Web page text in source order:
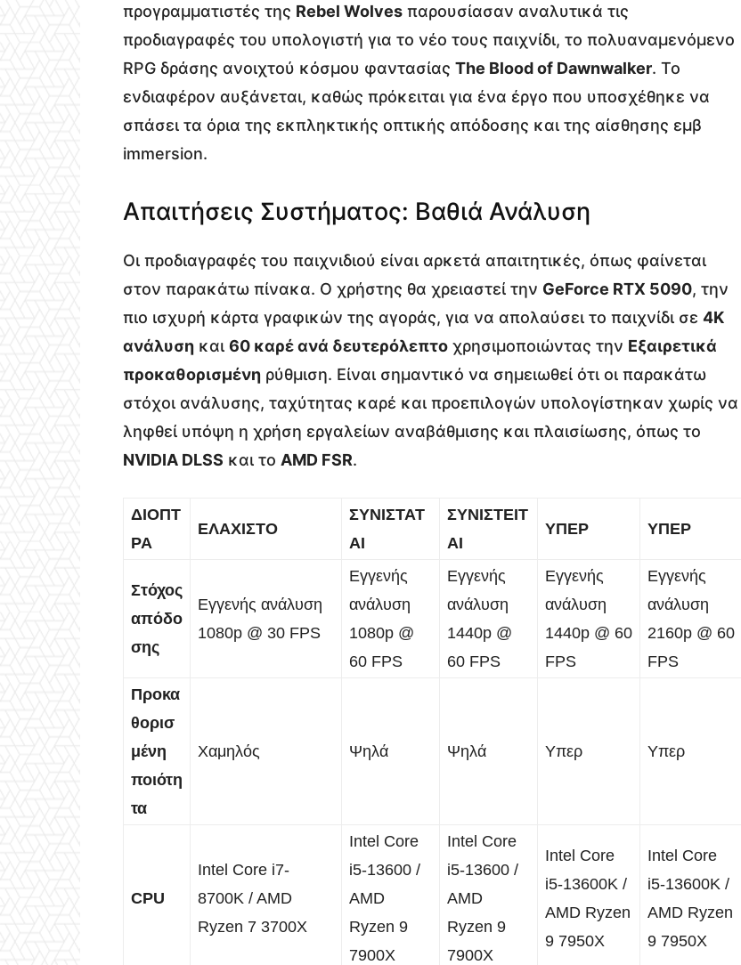
προγραμματιστές της Rebel Wolves παρουσίασαν αναλυτικά τις
προδιαγραφές του υπολογιστή για το νέο τους παιχνίδι, το πολυαναμενόμενο
RPG δράσης ανοιχτού κόσμου φαντασίας The Blood of Dawnwalker. Το
ενδιαφέρον αυξάνεται, καθώς πρόκειται για ένα έργο που υποσχέθηκε να
σπάσει τα όρια της εκπληκτικής οπτικής απόδοσης και της αίσθησης εμβ
immersion.
Απαιτήσεις Συστήματος: Βαθιά Ανάλυση
Οι προδιαγραφές του παιχνιδιού είναι αρκετά απαιτητικές, όπως φαίνεται
στον παρακάτω πίνακα. Ο χρήστης θα χρειαστεί την GeForce RTX 5090, την
πιο ισχυρή κάρτα γραφικών της αγοράς, για να απολαύσει το παιχνίδι σε 4K
ανάλυση και 60 καρέ ανά δευτερόλεπτο χρησιμοποιώντας την Εξαιρετικά
προκαθορισμένη ρύθμιση. Είναι σημαντικό να σημειωθεί ότι οι παρακάτω
στόχοι ανάλυσης, ταχύτητας καρέ και προεπιλογών υπολογίστηκαν χωρίς να
ληφθεί υπόψη η χρήση εργαλείων αναβάθμισης και πλαισίωσης, όπως το
NVIDIA DLSS και το AMD FSR.
ΔΙΟΠΤ
ΡΑ
ΕΛΑΧΙΣΤΟ
ΣΥΝΙΣΤΑΤ
ΑΙ
ΣΥΝΙΣΤΕΙΤ
ΑΙ
ΥΠΕΡ ΥΠΕΡ
Στόχος
απόδο
σης
Εγγενής ανάλυση
1080p @ 30 FPS
Εγγενής
ανάλυση
1080p @
60 FPS
Εγγενής
ανάλυση
1440p @
60 FPS
Εγγενής
ανάλυση
1440p @ 60
FPS
Εγγενής
ανάλυση
2160p @ 60
FPS
Προκα
θορισ
μένη
ποιότη
τα
Χαμηλός Ψηλά Ψηλά Υπερ Υπερ
CPU
Intel Core i7-
8700K / AMD
Ryzen 7 3700X
Intel Core
i5-13600 /
AMD
Ryzen 9
7900X
Intel Core
i5-13600 /
AMD
Ryzen 9
7900X
Intel Core
i5-13600K /
AMD Ryzen
9 7950X
Intel Core
i5-13600K /
AMD Ryzen
9 7950X